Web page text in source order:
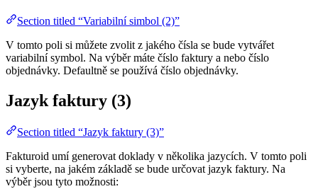
Section titled “Variabilní simbol (2)”
V tomto poli si můžete zvolit z jakého čísla se bude vytvářet
variabilní symbol. Na výběr máte číslo faktury a nebo číslo
objednávky. Defaultně se používá číslo objednávky.
Jazyk faktury (3)
Section titled “Jazyk faktury (3)”
Fakturoid umí generovat doklady v několika jazycích. V tomto poli
si vyberte, na jakém základě se bude určovat jazyk faktury. Na
výběr jsou tyto možnosti: